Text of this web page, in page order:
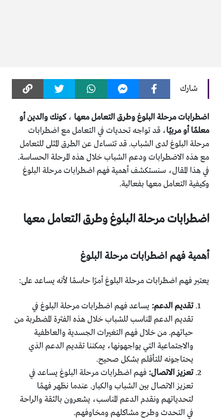
شارك
اضطرابات مرحلة البلوغ وطرق التعامل معها ،كونك والدين أو
معلمًا أو مربيًا، قد تواجه تحديات في التعامل مع اضطرابات
مرحلة البلوغ لدى الشباب. قد تتساءل عن الطرق المثلى للتعامل
مع هذه الاضطرابات ودعم الشباب خلال هذه المرحلة الحساسة.
في هذا المقال، سنستكشف أهمية فهم اضطرابات مرحلة البلوغ
وكيفية التعامل معها بفعالية.
اضطرابات مرحلة البلوغ وطرق التعامل معها
أهمية فهم اضطرابات مرحلة البلوغ
يعتبر فهم اضطرابات مرحلة البلوغ أمرًا حاسمًا لأنه يساعد على:
تقديم الدعم: يساعد فهم اضطرابات مرحلة البلوغ في
تقديم الدعم المناسب للشباب خلال هذه الفترة المضطربة من
حياتهم. من خلال فهم التغيرات الجسدية والعاطفية
والاجتماعية التي يواجهونها، يمكننا تقديم الدعم الذي
يحتاجونه للتأقلم بشكل صحيح.
تعزيز الاتصال: فهم اضطرابات مرحلة البلوغ يساعد في
تعزيز الاتصال بين الشباب والكبار. عندما نظهر فهمًا
لتحدياتهم ونقدم الدعم المناسب، يشعرون بالثقة والراحة
في التحدث وطرح مشاكلهم ومخاوفهم.